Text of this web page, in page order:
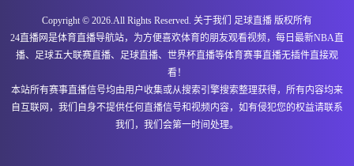
情报
06-15 21:00
斯塔德马利 0 - 0 马穆图凯恩中心
Copyright © 2026.All Rights Reserved. 关于我们 足球直播 版权所有
24直播网是体育直播导航站，为方便喜欢体育的朋友观看视频，每日最新NBA直
播、足球五大联赛直播、足球直播、世界杯直播等体育赛事直播无插件直接观
看！
本站所有赛事直播信号均由用户收集或从搜索引擎搜索整理获得，所有内容均来
自互联网，我们自身不提供任何直播信号和视频内容，如有侵犯您的权益请联系
我们，我们会第一时间处理。